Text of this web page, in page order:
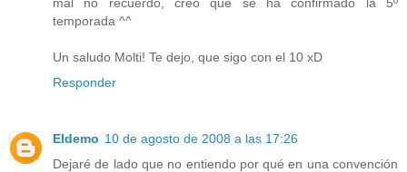
temporada ^^
Un saludo Molti! Te dejo, que sigo con el 10 xD
Responder
Eldemo 10 de agosto de 2008 a las 17:26
Dejaré de lado que no entiendo por qué en una convención